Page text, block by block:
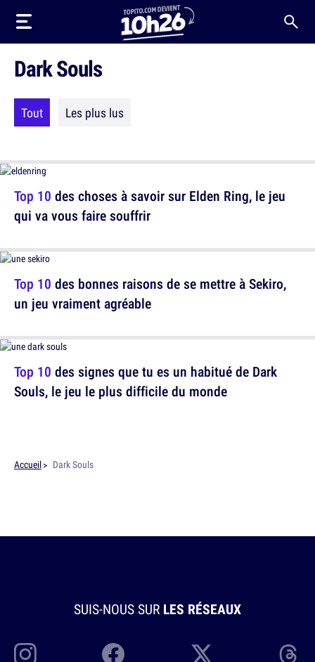
Dark Souls
Tout Les plus lus
Top 10 des choses à savoir sur Elden Ring, le jeu
qui va vous faire souffrir
Top 10 des bonnes raisons de se mettre à Sekiro,
un jeu vraiment agréable
Top 10 des signes que tu es un habitué de Dark
Souls, le jeu le plus difficile du monde
Accueil Dark Souls
SUIS-NOUS SUR LES RÉSEAUX